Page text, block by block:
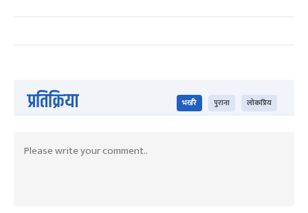
प्रतिक्रिया भर्खरै पुराना लोकप्रिय